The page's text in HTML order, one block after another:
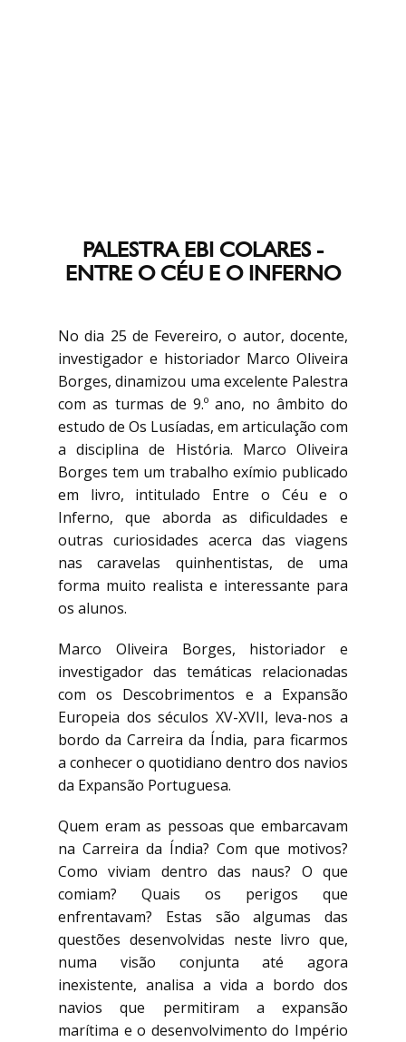
PALESTRA EBI COLARES -
ENTRE O CÉU E O INFERNO
No dia 25 de Fevereiro, o autor, docente,
investigador e historiador Marco Oliveira
Borges, dinamizou uma excelente Palestra
com as turmas de 9.º ano, no âmbito do
estudo de Os Lusíadas, em articulação com
a disciplina de História. Marco Oliveira
Borges tem um trabalho exímio publicado
em livro, intitulado Entre o Céu e o
Inferno, que aborda as dificuldades e
outras curiosidades acerca das viagens
nas caravelas quinhentistas, de uma
forma muito realista e interessante para
os alunos.
Marco Oliveira Borges, historiador e
investigador das temáticas relacionadas
com os Descobrimentos e a Expansão
Europeia dos séculos XV-XVII, leva-nos a
bordo da Carreira da Índia, para ficarmos
a conhecer o quotidiano dentro dos navios
da Expansão Portuguesa.
Quem eram as pessoas que embarcavam
na Carreira da Índia? Com que motivos?
Como viviam dentro das naus? O que
comiam? Quais os perigos que
enfrentavam? Estas são algumas das
questões desenvolvidas neste livro que,
numa visão conjunta até agora
inexistente, analisa a vida a bordo dos
navios que permitiram a expansão
marítima e o desenvolvimento do Império